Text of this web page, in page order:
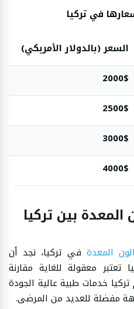
في تركيا
السعر (بالدولار الأمريكي)
2000$
2500$
3000$
4000$
المعدة بين تركيا
المعدة في تركيا، نجد أن
معقولة للغاية مقارنة
خدمات طبية عالية الجودة
مفضلة للعديد من المرضى.